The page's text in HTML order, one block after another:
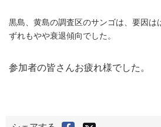
黒島、黄島の調査区のサンゴは、要因は
ずれもやや衰退傾向でした。
参加者の皆さんお疲れ様でした。
X